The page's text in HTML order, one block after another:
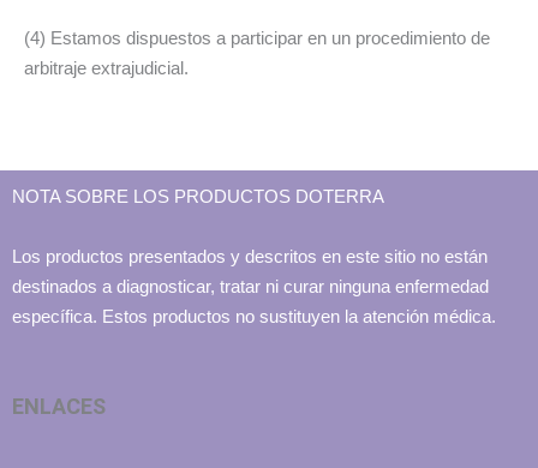
(4) Estamos dispuestos a participar en un procedimiento de
arbitraje extrajudicial.
NOTA SOBRE LOS PRODUCTOS DOTERRA
Los productos presentados y descritos en este sitio no están
destinados a diagnosticar, tratar ni curar ninguna enfermedad
específica. Estos productos no sustituyen la atención médica.
ENLACES